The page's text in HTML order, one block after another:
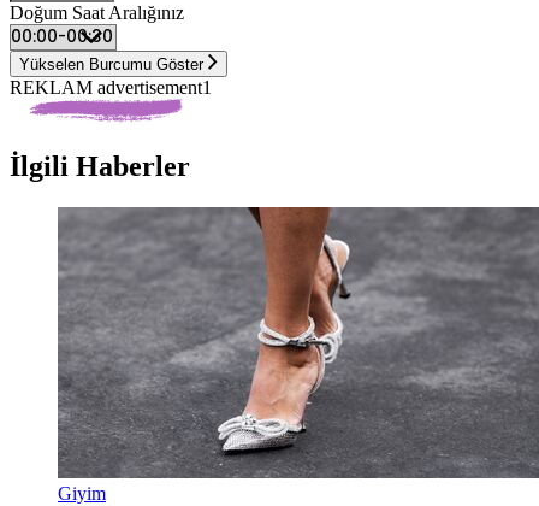
Doğum Saat Aralığınız
Yükselen Burcumu Göster
REKLAM advertisement1
İlgili Haberler
Giyim